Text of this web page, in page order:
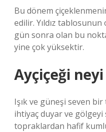
Bu dönem
edilir. Yıldız
gün sonra olan bu
yine çok yüksektir.
Ayçiçeği
Işık ve güneşi seven bir
ihtiyaç duyar ve gölgeyi
topraklardan hafif